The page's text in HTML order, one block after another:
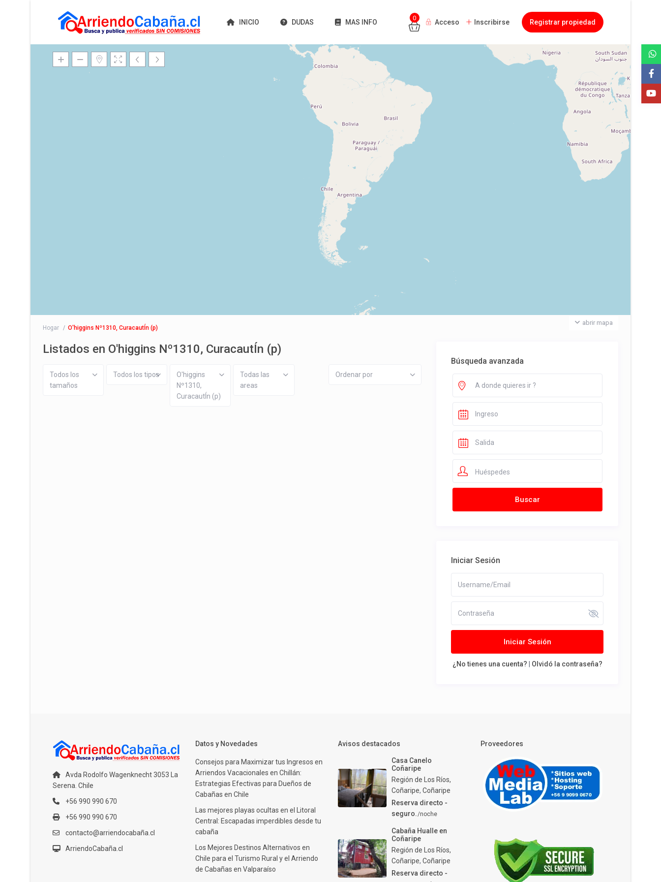
INICIO DUDAS MAS INFO
0
Acceso Inscribirse Registrar propiedad
Cargando mapas
abrir mapa
Hogar O'higgins Nº1310, CuracautÍn (p)
Listados en O'higgins Nº1310, CuracautÍn (p)
Todos los
tamaños
Todos los tipos
O'higgins
Nº1310,
CuracautÍn (p)
Todas las
areas
Ordenar por
Búsqueda avanzada
Huéspedes
Iniciar Sesión
Iniciar Sesión
¿No tienes una cuenta? Olvidó la contraseña?
Avda Rodolfo Wagenknecht 3053 La
Serena. Chile
+56 990 990 670
+56 990 990 670
contacto@arriendocabaña.cl
ArriendoCabaña.cl
Datos y Novedades
Consejos para Maximizar tus Ingresos en
Arriendos Vacacionales en Chillán:
Estrategias Efectivas para Dueños de
Cabañas en Chile
Las mejores playas ocultas en el Litoral
Central: Escapadas imperdibles desde tu
cabaña
Los Mejores Destinos Alternativos en
Chile para el Turismo Rural y el Arriendo
de Cabañas en Valparaíso
Avisos destacados
Casa Canelo
Coñaripe
Región de Los Ríos,
Coñaripe,Coñaripe
Reserva directo -
seguro./noche
Cabaña Hualle en
Coñaripe
Región de Los Ríos,
Coñaripe,Coñaripe
Reserva directo -
Proveedores